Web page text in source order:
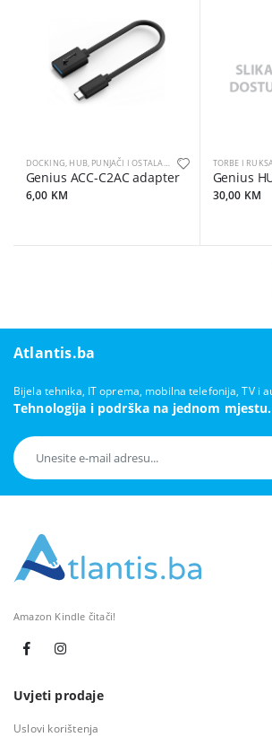
DOCKING, HUB, PUNJAČI I OSTALA OPREMA ZA LAPTOPE
Genius ACC-C2AC adapter
6,00 KM
TORBE I
Genius
30,00 KM
Atlantis.ba
Bijela tehnika, IT oprema, mobilna telefonija, TV i
Tehnologija i podrška na jednom mjestu.
Amazon Kindle čitači!
Uvjeti prodaje
Uslovi korištenja